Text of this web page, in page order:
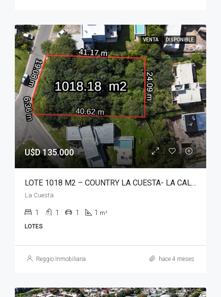
VENTA DISPONIBLE
U$D 135.000
LOTE 1018 M2 – COUNTRY LA CUESTA- LA CALERA
La Cuesta
1 1 1 1 m²
LOTES
Reggio Inmobiliaria hace 4 meses